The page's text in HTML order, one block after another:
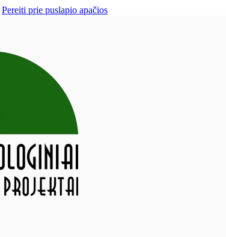
Pereiti prie puslapio apačios